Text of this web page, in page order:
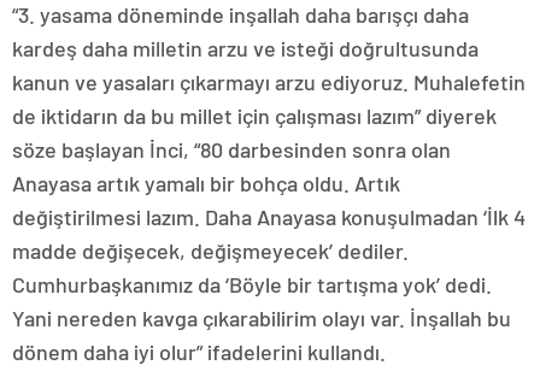
“3. yasama döneminde inşallah daha barışçı daha
kardeş daha milletin arzu ve isteği doğrultusunda
kanun ve yasaları çıkarmayı arzu ediyoruz. Muhalefetin
de iktidarın da bu millet için çalışması lazım” diyerek
söze başlayan İnci, “80 darbesinden sonra olan
Anayasa artık yamalı bir bohça oldu. Artık
değiştirilmesi lazım. Daha Anayasa konuşulmadan ‘İlk 4
madde değişecek, değişmeyecek’ dediler.
Cumhurbaşkanımız da ‘Böyle bir tartışma yok’ dedi.
Yani nereden kavga çıkarabilirim olayı var. İnşallah bu
dönem daha iyi olur” ifadelerini kullandı.